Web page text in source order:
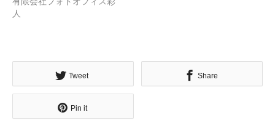
メディア取材受付口はこちら
北海道最強のビジネス課題解決コミュニティ【北海道オ
人
Tweet Share
Pin it